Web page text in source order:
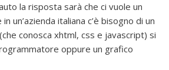
la risposta sarà che ci vuole un
un’azienda italiana c’è bisogno di un
conosca xhtml, css e javascript) si
oppure un grafico